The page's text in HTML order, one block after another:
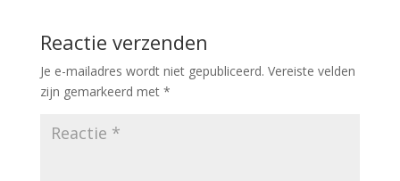
Reactie verzenden
Je e-mailadres wordt niet gepubliceerd. Vereiste velden
zijn gemarkeerd met *